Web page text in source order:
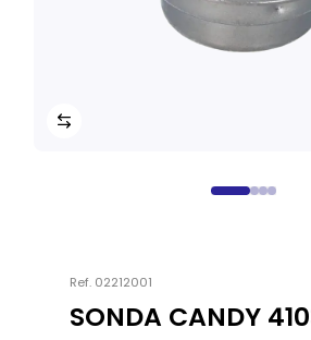
Ref. 02212001
SONDA CANDY